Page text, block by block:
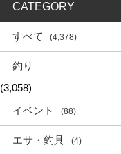
CATEGORY
すべて (4,378)
釣り
(3,058)
イベント
(88)
エサ・釣具 (4)